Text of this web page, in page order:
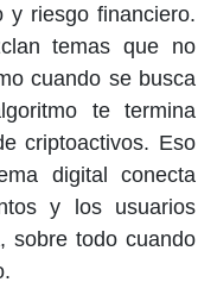
y riesgo financiero.
temas que no
cuando se busca
te termina
criptoactivos. Eso
digital conecta
y los usuarios
sobre todo cuando